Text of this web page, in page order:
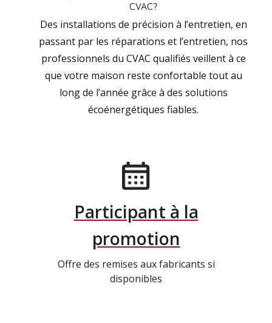
CVAC?
Des installations de précision à l’entretien, en
passant par les réparations et l’entretien, nos
professionnels du CVAC qualifiés veillent à ce
que votre maison reste confortable tout au
long de l’année grâce à des solutions
écoénergétiques fiables.
Participant à la
promotion
Offre des remises aux fabricants si
disponibles